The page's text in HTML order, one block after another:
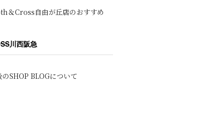
＆Cross自由が丘店のおすすめ
川西阪急
のSHOP BLOGについて